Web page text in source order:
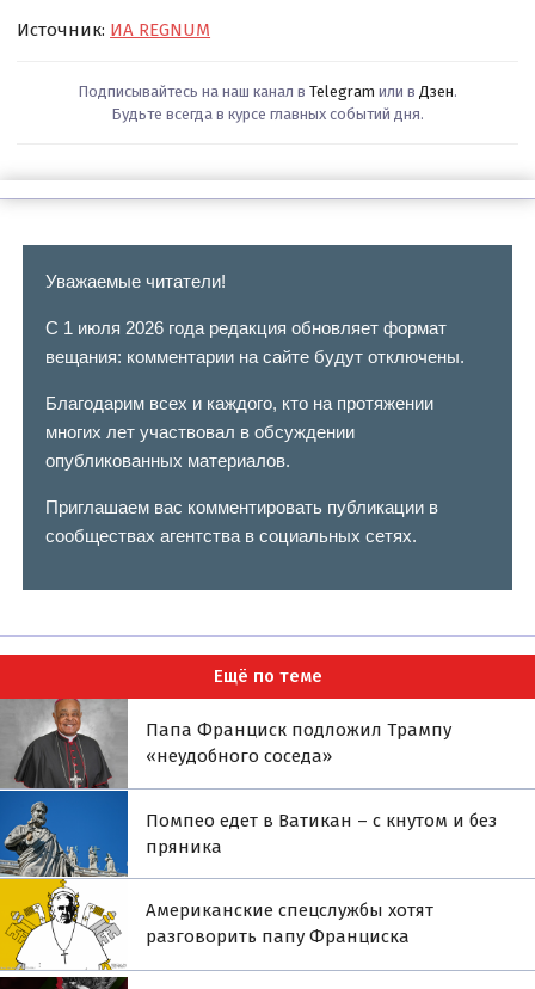
Источник: ИА REGNUM
Подписывайтесь на наш канал в Telegram или в Дзен.
Будьте всегда в курсе главных событий дня.
Уважаемые читатели!
С 1 июля 2026 года редакция обновляет формат
вещания: комментарии на сайте будут отключены.
Благодарим всех и каждого, кто на протяжении
многих лет участвовал в обсуждении
опубликованных материалов.
Приглашаем вас комментировать публикации в
сообществах агентства в социальных сетях.
Ещё по теме
Папа Франциск подложил Трампу
«неудобного соседа»
Помпео едет в Ватикан – с кнутом и без
пряника
Американские спецслужбы хотят
разговорить папу Франциска